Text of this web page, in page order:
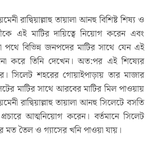
রাদ্বিয়াল্লাহু তায়ালা আনহু বিশিষ্ট শিষ্য ও
এই মাটির দায়িত্বে নিয়োগ করেন এবং
পথে বিভিন্ন জনপদের মাটির সাথে যেন এই
করে তিনি দেখেন। অত:পর এই শিষ্যের
সিলেট শহরের গোয়াইপাড়ায় তার মাজার
মাটির সাথে আরবের মাটির মিল পাওয়ায়
রাদ্বিয়াল্লাহু তায়ালা আনহু সিলেটে বসতি
আত্মনিয়োগ করেন। বর্তমানে সিলেট
তৈল ও গ্যাসের খনি পাওয়া যায়।